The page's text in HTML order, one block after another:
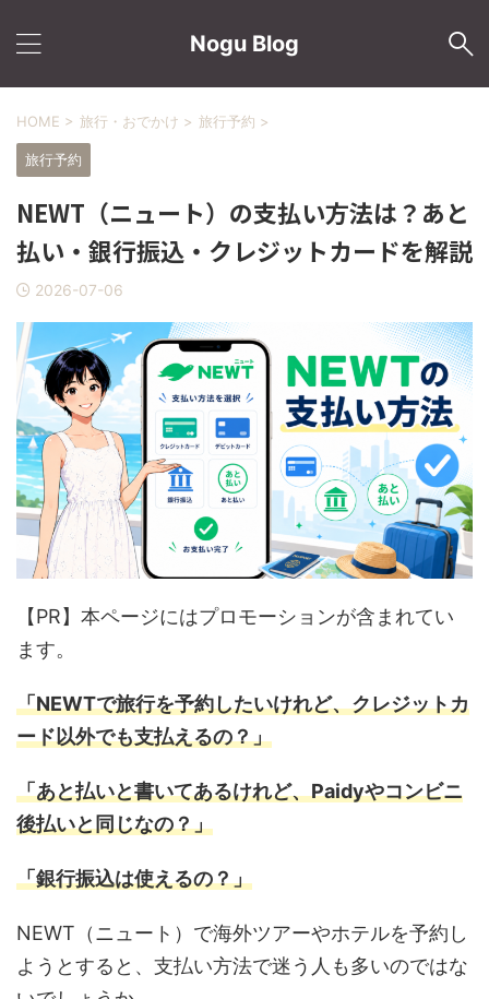
Nogu Blog
HOME > 旅行・おでかけ > 旅行予約 >
旅行予約
NEWT（ニュート）の支払い方法は？あと
払い・銀行振込・クレジットカードを解説
2026-07-06
【PR】本ページにはプロモーションが含まれてい
ます。
「NEWTで旅行を予約したいけれど、クレジットカ
ード以外でも支払えるの？」
「あと払いと書いてあるけれど、Paidyやコンビニ
後払いと同じなの？」
「銀行振込は使えるの？」
NEWT（ニュート）で海外ツアーやホテルを予約し
ようとすると、支払い方法で迷う人も多いのではな